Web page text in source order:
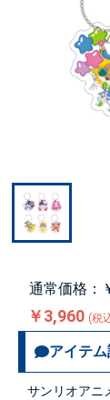
通常価格：
￥3,960 (税
アイテム
サンリオアニ